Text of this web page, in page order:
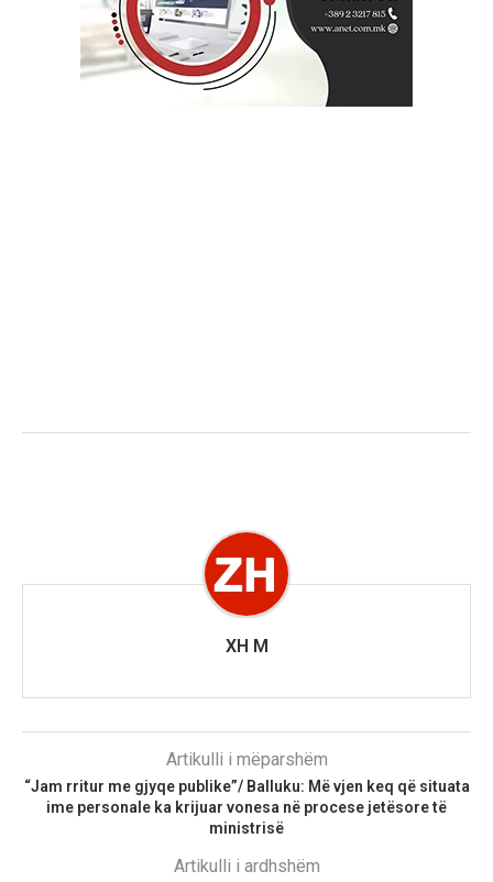
XH M
Artikulli i mëparshëm
“Jam rritur me gjyqe publike”/ Balluku: Më vjen keq që situata
ime personale ka krijuar vonesa në procese jetësore të
ministrisë
Artikulli i ardhshëm